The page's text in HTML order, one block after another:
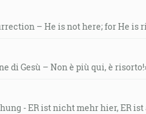
– He is not here; for He is
di Gesù – Non è più qui, è
- ER ist nicht mehr hier, ER